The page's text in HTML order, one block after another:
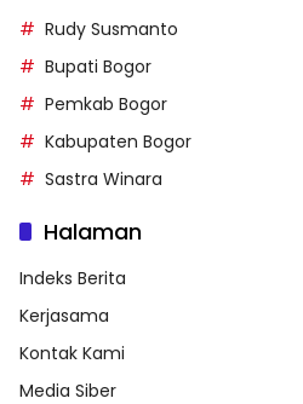
Rudy Susmanto
Bupati Bogor
Pemkab Bogor
Kabupaten Bogor
Sastra Winara
Halaman
Indeks Berita
Kerjasama
Kontak Kami
Media Siber